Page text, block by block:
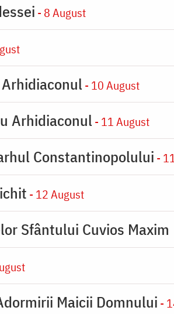
- 8 August
- 10 August
Arhidiaconul - 11 August
Constantinopolului -
- 12 August
Sfântului Cuvios
Maicii Domnului -